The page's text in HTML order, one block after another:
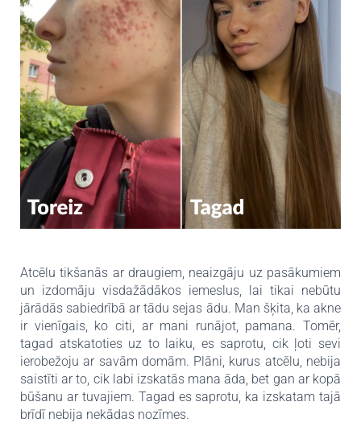
Atcēlu tikšanās ar draugiem, neaizgāju uz pasākumiem
un izdomāju visdažādākos iemeslus, lai tikai nebūtu
jārādās sabiedrībā ar tādu sejas ādu. Man šķita, ka akne
ir vienīgais, ko citi, ar mani runājot, pamana. Tomēr,
tagad atskatoties uz to laiku, es saprotu, cik ļoti sevi
ierobežoju ar savām domām. Plāni, kurus atcēlu, nebija
saistīti ar to, cik labi izskatās mana āda, bet gan ar kopā
būšanu ar tuvajiem. Tagad es saprotu, ka izskatam tajā
brīdī nebija nekādas nozīmes.